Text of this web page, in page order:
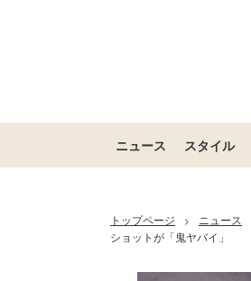
ニュース スタイル
トップページ > ニュース
ショットが「鬼ヤバイ」